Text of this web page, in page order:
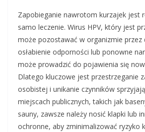
Zapobieganie nawrotom kurzajek jest
samo leczenie. Wirus HPV, który jest
może pozostawać w organizmie przez
osłabienie odporności lub ponowne
może prowadzić do pojawienia się
Dlatego kluczowe jest przestrzeganie
osobistej i unikanie czynników
miejscach publicznych, takich jak
sauny, zawsze należy nosić klapki lub
ochronne, aby zminimalizować ryzyko